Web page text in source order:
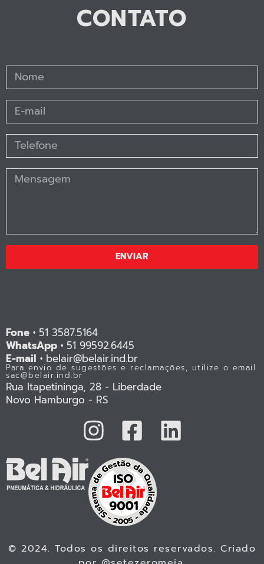
CONTATO
ENVIAR
Fone • 51 3587.5164
WhatsApp • 51 99592.6445
E-mail • belair@belair.ind.br
Para envio de sugestões e reclamações, utilize o email
sac@belair.ind.br
Rua Itapetininga, 28 - Liberdade
Novo Hamburgo - RS
© 2024. Todos os direitos reservados. Criado